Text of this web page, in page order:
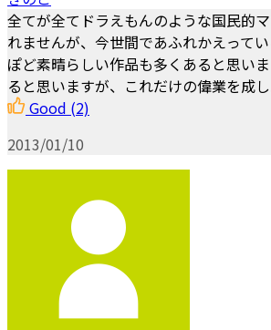
全てが全てドラえもんのような国民的
れませんが、今世間であふれかえって
ぽど素晴らしい作品も多くあると思い
ると思いますが、これだけの偉業を成
Good (2)
2013/01/10